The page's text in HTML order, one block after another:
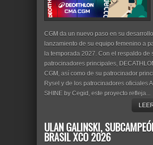
CGM da un nuevo paso en su
lanzamiento de su equipo femenino a
la temporada 2027. Con el respaldo de
patrocinadores principales,
CGM, así como de su patrocinador
Rysel y de los patrocinadores oficiales
SHINE by Cegid, este proyecto refleja...
ULAN GALINSKI,
BRASIL XCO 2026